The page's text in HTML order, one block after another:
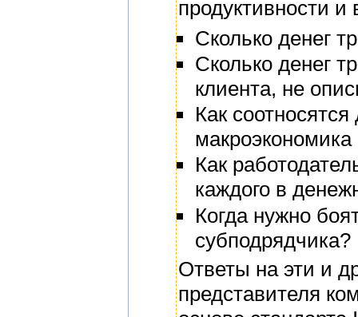
продуктивности и
Сколько денег
Сколько денег
клиента, не
Как
макроэкономика
Как
каждого в
Когда нужно
субподрядчика?
Ответы на эти и
представителя